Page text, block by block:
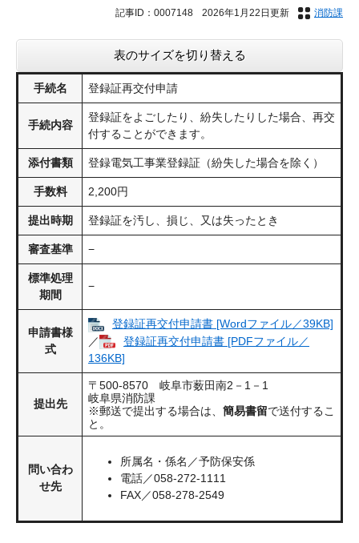
記事ID：0007148 2026年1月22日更新 消防課
表のサイズを切り替える
手続名 登録証再交付申請
手続内容
登録証をよごしたり、紛失したりした場合、再交
付することができます。
添付書類 登録電気工事業登録証（紛失した場合を除く）
手数料 2,200円
提出時期 登録証を汚し、損じ、又は失ったとき
審査基準 −
標準処理
期間
−
申請書様
式
登録証再交付申請書 [Wordファイル／39KB]
／
登録証再交付申請書 [PDFファイル／
136KB]
提出先
〒500-8570 岐阜市薮田南2－1－1
岐阜県消防課
※郵送で提出する場合は、 簡易書留で送付するこ
と。
問い合わ
せ先
所属名・係名／予防保安係
電話／058-272-1111
FAX／058-278-2549